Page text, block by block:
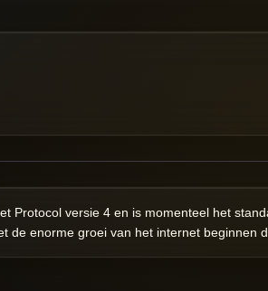
Protocol versie 4 en is momenteel het
de enorme groei van het internet beginnen